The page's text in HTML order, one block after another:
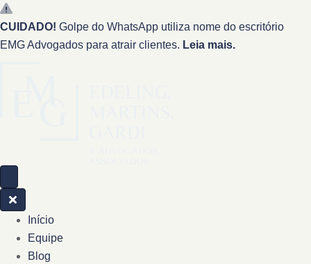
CUIDADO! Golpe do WhatsApp utiliza nome do escritório
EMG Advogados para atrair clientes. Leia mais.
Início
Equipe
Blog